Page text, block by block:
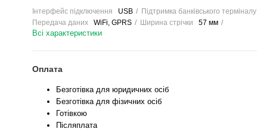
Інтерфейс підключення USB Підтримка банківського терміналу
Передача даних
WiFi, GPRS Ширина стрічки 57 мм
Всі характеристики
Оплата
Безготівка для юридичних осіб
Безготівка для фізичних осіб
Готівкою
Післяплата